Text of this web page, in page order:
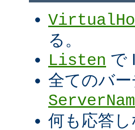
る。
Listen で
全てのバ
何も応答し